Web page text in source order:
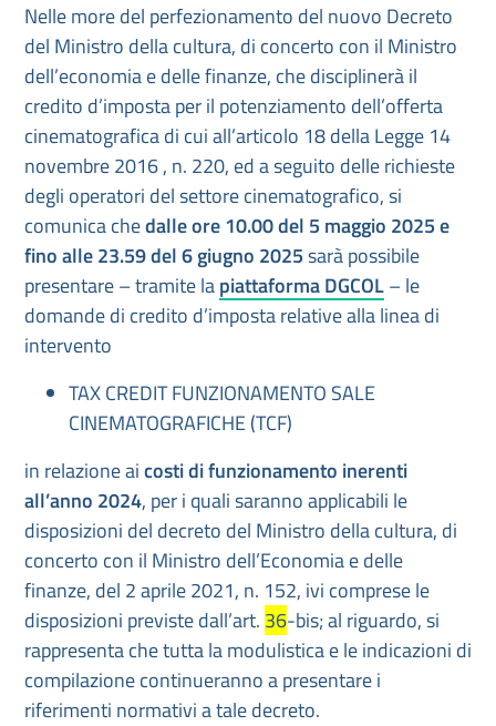
Nelle more del perfezionamento del nuovo Decreto
del Ministro della cultura, di concerto con il Ministro
dell’economia e delle finanze, che disciplinerà il
credito d’imposta per il potenziamento dell’offerta
cinematografica di cui all’articolo 18 della Legge 14
novembre 2016 , n. 220, ed a seguito delle richieste
degli operatori del settore cinematografico, si
comunica chedalle ore 10.00 del 5 maggio 2025 e
fino alle 23.59 del 6 giugno 2025sarà possibile
presentare – tramite lapiattaforma DGCOL– le
domande di credito d’imposta relative alla linea di
intervento
TAX CREDIT FUNZIONAMENTO SALE
CINEMATOGRAFICHE (TCF)
in relazione aicosti di funzionamento inerenti
all’anno 2024, per i quali saranno applicabili le
disposizioni del decreto del Ministro della cultura, di
concerto con il Ministro dell’Economia e delle
finanze, del 2 aprile 2021, n. 152, ivi comprese le
disposizioni previste dall’art. 36-bis; al riguardo, si
rappresenta che tutta la modulistica e le indicazioni di
compilazione continueranno a presentare i
riferimenti normativi a tale decreto.